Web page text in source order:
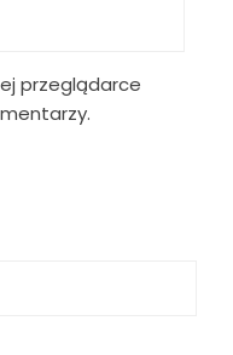
przeglądarce